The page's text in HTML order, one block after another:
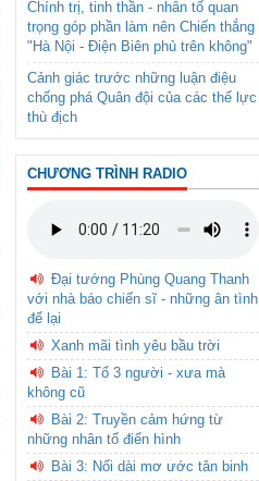
Chính trị, tinh thần - nhân tố quan
trọng góp phần làm nên Chiến thắng
"Hà Nội - Điện Biên phủ trên không"
Cảnh giác trước những luận điệu
chống phá Quân đội của các thế lực
thù địch
CHƯƠNG TRÌNH RADIO
Đại tướng Phùng Quang Thanh
với nhà báo chiến sĩ - những ân tình
để lại
Xanh mãi tình yêu bầu trời
Bài 1: Tổ 3 người - xưa mà
không cũ
Bài 2: Truyền cảm hứng từ
những nhân tố điển hình
Bài 3: Nối dài mơ ước tân binh